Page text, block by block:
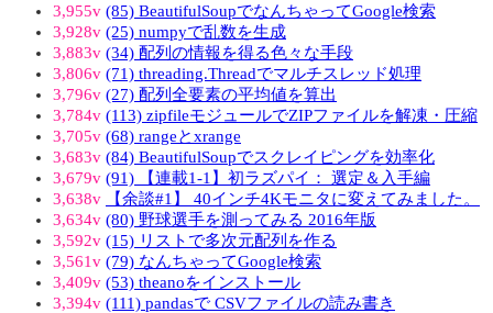
3,955v (85) BeautifulSoupでなんちゃってGoogle検索
3,928v (25) numpyで乱数を生成
3,883v (34) 配列の情報を得る色々な手段
3,806v (71) threading.Threadでマルチスレッド処理
3,796v (27) 配列全要素の平均値を算出
3,784v (113) zipfileモジュールでZIPファイルを解凍・圧縮
3,705v (68) rangeとxrange
3,683v (84) BeautifulSoupでスクレイピングを効率化
3,679v (91) 【連載1-1】初ラズパイ： 選定＆入手編
3,638v
【余談#1】 40インチ4Kモニタに変えてみました。
3,634v (80) 野球選手を測ってみる 2016年版
3,592v (15) リストで多次元配列を作る
3,561v (79) なんちゃってGoogle検索
3,409v (53) theanoをインストール
3,394v (111) pandasで CSVファイルの読み書き